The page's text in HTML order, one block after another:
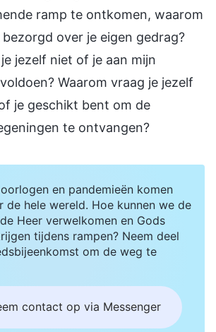
ramp te ontkomen, waarom
over je eigen gedrag?
jezelf niet of je aan mijn
Waarom vraag je jezelf
je geschikt bent om de
te ontvangen?
en pandemieën komen
de hele wereld. Hoe kunnen we de
Heer verwelkomen en Gods
tijdens rampen? Neem deel
om de weg te
contact op via Messenger